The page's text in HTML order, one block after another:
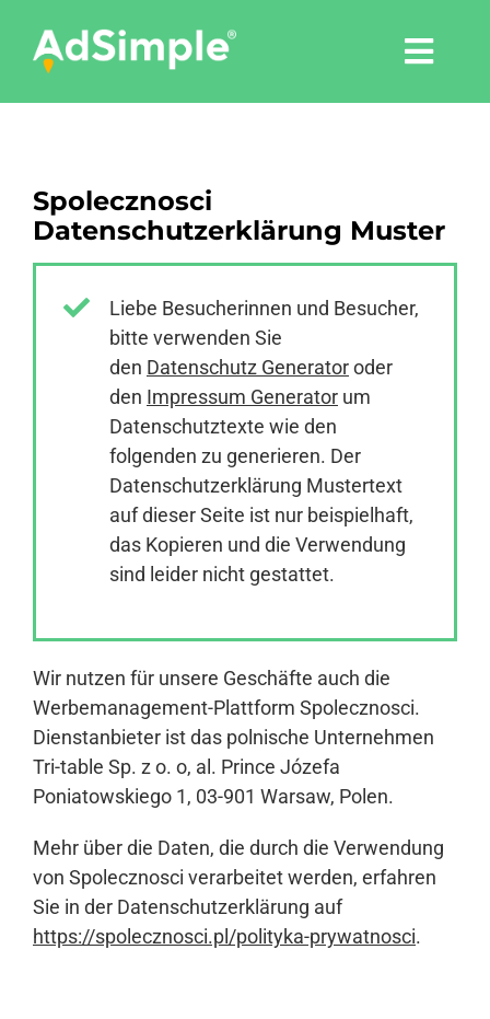
content
Tools
Pressemitteilungen
Anmelden
Spolecznosci
Datenschutzerklärung Muster
Liebe Besucherinnen und Besucher,
bitte verwenden Sie
den Datenschutz Generatoroder
den Impressum Generator um
Datenschutztexte wie den
folgenden zu generieren. Der
Datenschutzerklärung Mustertext
auf dieser Seite ist nur beispielhaft,
das Kopieren und die Verwendung
sind leider nicht gestattet.
Wir nutzen für unsere Geschäfte auch die
Werbemanagement-Plattform Spolecznosci.
Dienstanbieter ist das polnische Unternehmen
Tri-table Sp. z o. o, al. Prince Józefa
Poniatowskiego 1, 03-901 Warsaw, Polen.
Mehr über die Daten, die durch die Verwendung
von Spolecznosci verarbeitet werden, erfahren
Sie in der Datenschutzerklärung auf
https://spolecznosci.pl/polityka-prywatnosci.